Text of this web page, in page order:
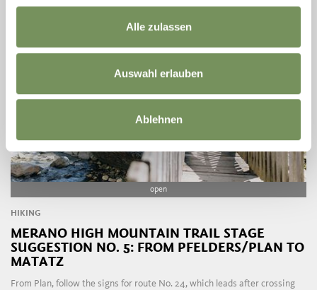
Alle zulassen
Auswahl erlauben
Ablehnen
open
HIKING
MERANO HIGH MOUNTAIN TRAIL STAGE
SUGGESTION NO. 5: FROM PFELDERS/PLAN TO
MATATZ
From Plan, follow the signs for route No. 24, which leads after crossing